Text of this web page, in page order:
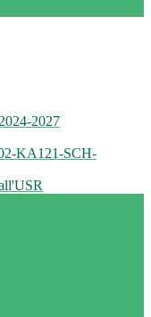
2027
KA121-SCH-